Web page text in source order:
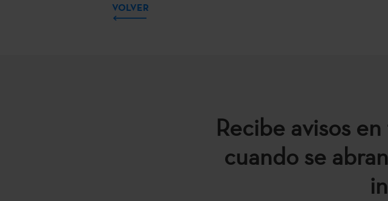
VOLVER
Recibe avisos
cuando se